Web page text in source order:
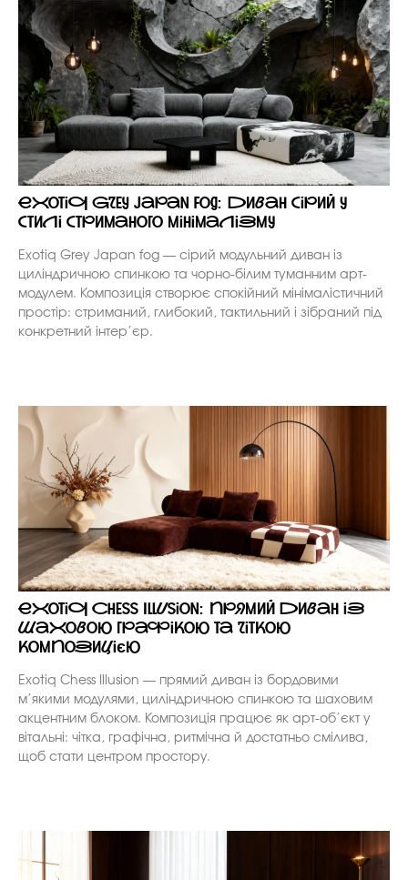
Exotiq Grey Japan fog: диван сірий у
стилі стриманого мінімалізму
Exotiq Grey Japan fog — сірий модульний диван із
циліндричною спинкою та чорно-білим туманним арт-
модулем. Композиція створює спокійний мінімалістичний
простір: стриманий, глибокий, тактильний і зібраний під
конкретний інтер’єр.
Exotiq Chess Illusion: прямий диван із
шаховою графікою та чіткою
композицією
Exotiq Chess Illusion — прямий диван із бордовими
м’якими модулями, циліндричною спинкою та шаховим
акцентним блоком. Композиція працює як арт-об’єкт у
вітальні: чітка, графічна, ритмічна й достатньо смілива,
щоб стати центром простору.